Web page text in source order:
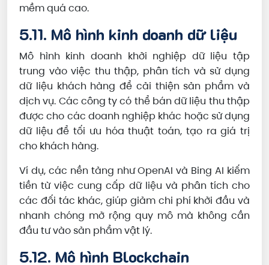
mềm quá cao.
5.11. Mô hình kinh doanh dữ liệu
Mô hình kinh doanh khởi nghiệp dữ liệu tập
trung vào việc thu thập, phân tích và sử dụng
dữ liệu khách hàng để cải thiện sản phẩm và
dịch vụ. Các công ty có thể bán dữ liệu thu thập
được cho các doanh nghiệp khác hoặc sử dụng
dữ liệu để tối ưu hóa thuật toán, tạo ra giá trị
cho khách hàng.
Ví dụ, các nền tảng như OpenAI và Bing AI kiếm
tiền từ việc cung cấp dữ liệu và phân tích cho
các đối tác khác, giúp giảm chi phí khởi đầu và
nhanh chóng mở rộng quy mô mà không cần
đầu tư vào sản phẩm vật lý.
5.12. Mô hình Blockchain